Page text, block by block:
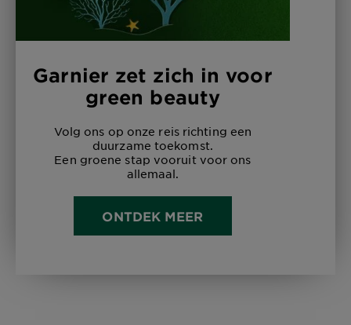
Garnier zet zich in voor
green beauty
Volg ons op onze reis richting een
duurzame toekomst.
Een groene stap vooruit voor ons
allemaal.
ONTDEK MEER